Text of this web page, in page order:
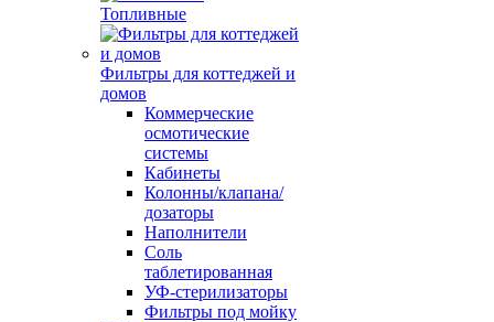
Топливные
Фильтры для коттеджей и
домов
Коммерческие
осмотические
системы
Кабинеты
Колонны/клапана/
дозаторы
Наполнители
Соль
таблетированная
УФ-стерилизаторы
Фильтры под мойку